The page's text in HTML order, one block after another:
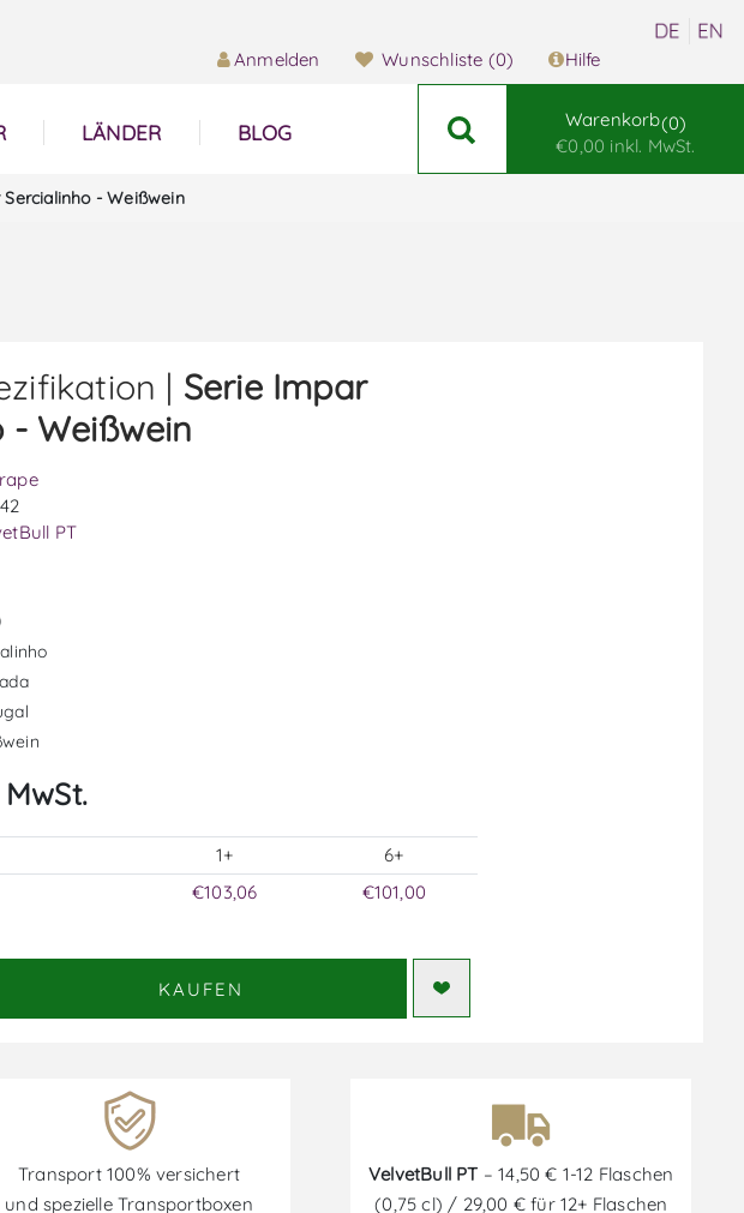
Anmelden Wunschliste (0) Hilfe
LÄNDER BLOG
Warenkorb 0
€0,00 inkl. MwSt.
- Weißwein
| Serie Impar
- Weißwein
PT
1+
6+
€103,06 €101,00
KAUFEN
Transport 100% versichert
und spezielle Transportboxen
VelvetBull PT – 14,50 € 1-12 Flaschen
(0,75 cl) / 29,00 € für 12+ Flaschen